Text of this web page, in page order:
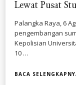
Lewat Pusat
Palangka Raya, 6
pengembangan
Kepolisian
10 …
BACA